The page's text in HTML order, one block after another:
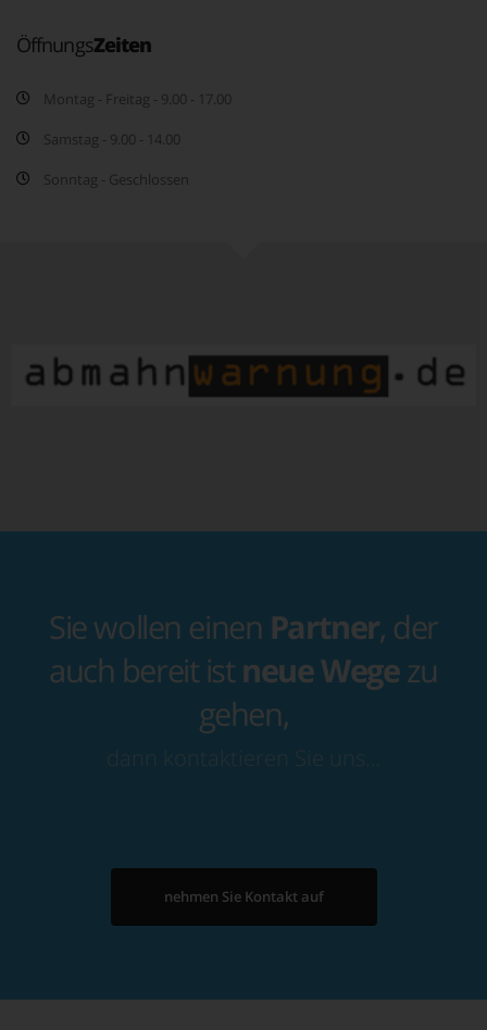
ÖffnungsZeiten
Montag - Freitag - 9.00 - 17.00
Samstag - 9.00 - 14.00
Sonntag - Geschlossen
Sie wollen einen Partner, der
auch bereit ist neue Wegezu
gehen,
dann kontaktieren Sie uns…
nehmen Sie Kontakt auf